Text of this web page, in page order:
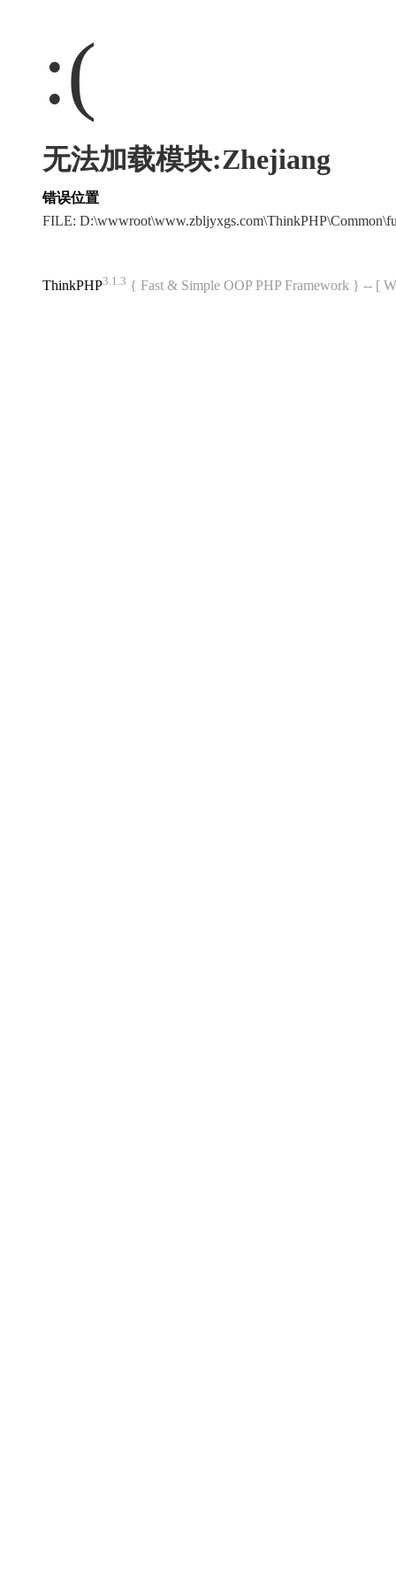
:(
无法加载模块:Zhejiang
错误位置
FILE:
ThinkPHP3.1.3 { Fast & Simple OOP PHP Framework } -- [